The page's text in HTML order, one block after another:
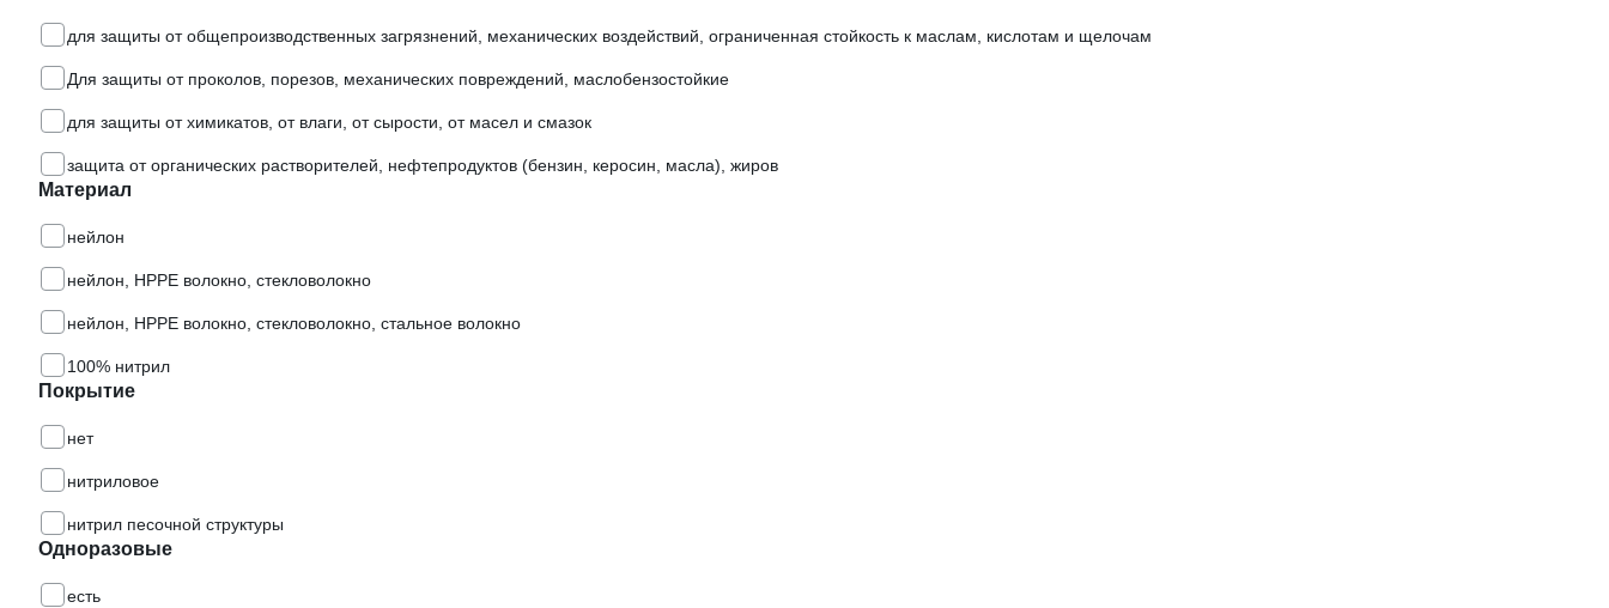
для защиты от общепроизводственных загрязнений, механических воздействий, ограниченная стойкость к маслам, кислотам и щелочам
Для защиты от проколов, порезов, механических повреждений, маслобензостойкие
для защиты от химикатов, от влаги, от сырости, от масел и смазок
защита от органических растворителей, нефтепродуктов (бензин, керосин, масла), жиров
Материал
нейлон
нейлон, HPPE волокно, стекловолокно
нейлон, HPPE волокно, стекловолокно, стальное волокно
100% нитрил
Покрытие
нет
нитриловое
нитрил песочной структуры
Одноразовые
есть